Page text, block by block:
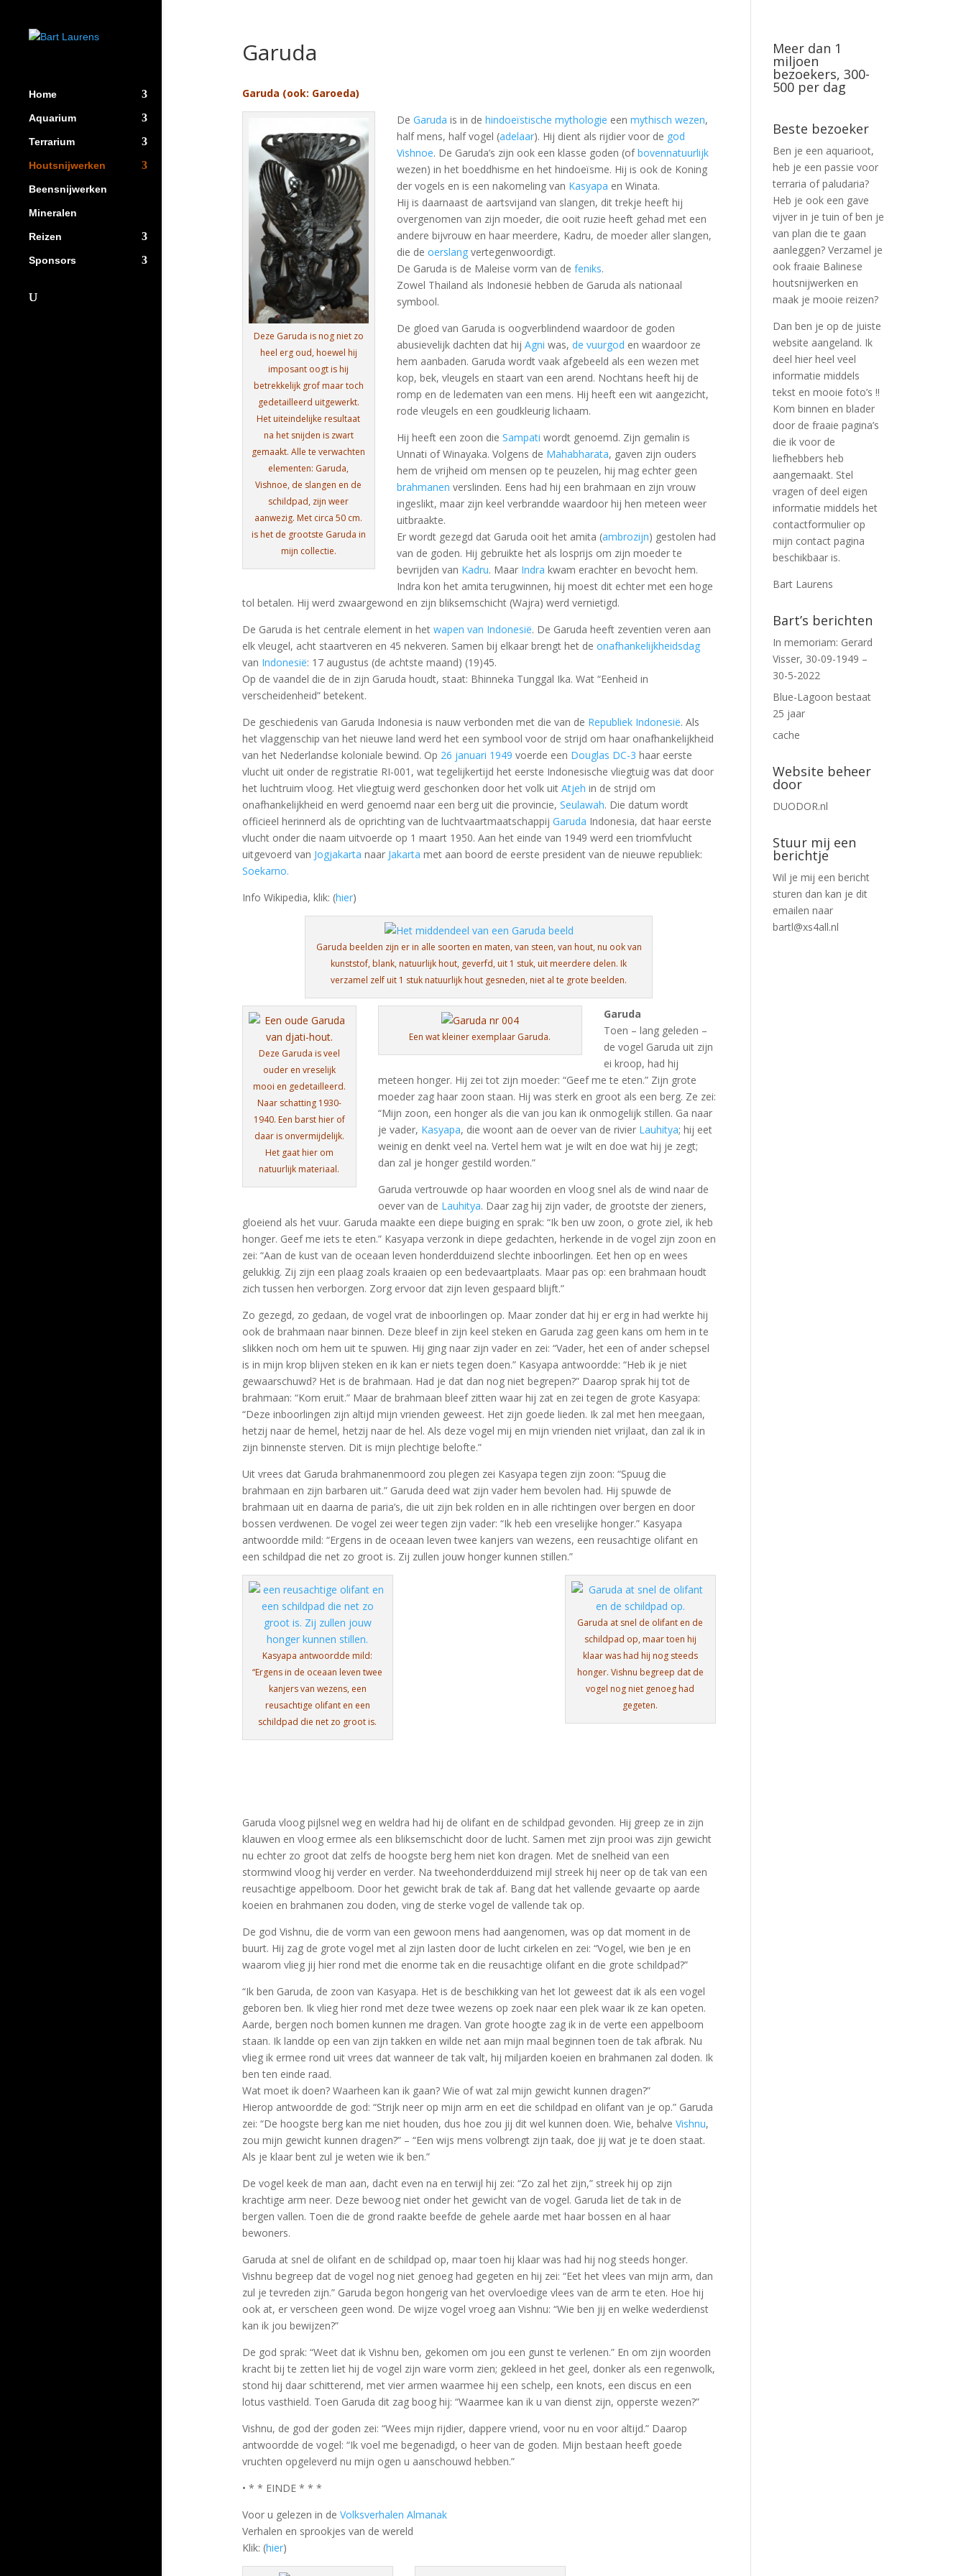
Home
Aquarium
Terrarium
Houtsnijwerken
Beensnijwerken
Mineralen
Reizen
Sponsors
Garuda
Garuda (ook: Garoeda)
Deze Garuda is nog niet zo
heel erg oud, hoewel hij
imposant oogt is hij
betrekkelijk grof maar toch
gedetailleerd uitgewerkt.
Het uiteindelijke resultaat
na het snijden is zwart
gemaakt. Alle te verwachten
elementen: Garuda,
Vishnoe, de slangen en de
schildpad, zijn weer
aanwezig. Met circa 50 cm.
is het de grootste Garuda in
mijn collectie.
De Garuda is in de hindoeïstische mythologie een mythisch wezen,
half mens, half vogel (adelaar). Hij dient als rijdier voor de god
Vishnoe. De Garuda’s zijn ook een klasse goden (ofbovennatuurlijk
wezen) in het boeddhisme en het hindoeïsme. Hij is ook de Koning
der vogels en is een nakomeling van Kasyapa en Winata.
Hij is daarnaast de aartsvijand van slangen, dit trekje heeft hij
overgenomen van zijn moeder, die ooit ruzie heeft gehad met een
andere bijvrouw en haar meerdere, Kadru, de moeder aller slangen,
die de oerslang vertegenwoordigt.
De Garuda is de Maleise vorm van de feniks.
Zowel Thailand als Indonesië hebben de Garuda als nationaal
symbool.
De gloed van Garuda is oogverblindend waardoor de goden
abusievelijk dachten dat hij Agni was, de vuurgod en waardoor ze
hem aanbaden. Garuda wordt vaak afgebeeld als een wezen met
kop, bek, vleugels en staart van een arend. Nochtans heeft hij de
romp en de ledematen van een mens. Hij heeft een wit aangezicht,
rode vleugels en een goudkleurig lichaam.
Hij heeft een zoon die Sampati wordt genoemd. Zijn gemalin is
Unnati of Winayaka. Volgens de Mahabharata, gaven zijn ouders
hem de vrijheid om mensen op te peuzelen, hij mag echter geen
brahmanen verslinden. Eens had hij een brahmaan en zijn vrouw
ingeslikt, maar zijn keel verbrandde waardoor hij hen meteen weer
uitbraakte.
Er wordt gezegd dat Garuda ooit het amita (ambrozijn) gestolen had
van de goden. Hij gebruikte het als losprijs om zijn moeder te
bevrijden van Kadru. Maar Indra kwam erachter en bevocht hem.
Indra kon het amita terugwinnen, hij moest dit echter met een hoge
tol betalen. Hij werd zwaargewond en zijn bliksemschicht (Wajra) werd vernietigd.
De Garuda is het centrale element in het wapen van Indonesië. De Garuda heeft zeventien veren aan
elk vleugel, acht staartveren en 45 nekveren. Samen bij elkaar brengt het de onafhankelijkheidsdag
van Indonesië: 17 augustus (de achtste maand) (19)45.
Op de vaandel die de in zijn Garuda houdt, staat: Bhinneka Tunggal Ika. Wat “Eenheid in
verscheidenheid” betekent.
De geschiedenis van Garuda Indonesia is nauw verbonden met die van de Republiek Indonesië. Als
het vlaggenschip van het nieuwe land werd het een symbool voor de strijd om haar onafhankelijkheid
van het Nederlandse koloniale bewind. Op 26 januari 1949 voerde een Douglas DC-3 haar eerste
vlucht uit onder de registratie RI-001, wat tegelijkertijd het eerste Indonesische vliegtuig was dat door
het luchtruim vloog. Het vliegtuig werd geschonken door het volk uit Atjeh in de strijd om
onafhankelijkheid en werd genoemd naar een berg uit die provincie, Seulawah. Die datum wordt
officieel herinnerd als de oprichting van de luchtvaartmaatschappij Garuda Indonesia, dat haar eerste
vlucht onder die naam uitvoerde op 1 maart 1950. Aan het einde van 1949 werd een triomfvlucht
uitgevoerd van Jogjakarta naar Jakarta met aan boord de eerste president van de nieuwe republiek:
Soekarno.
Info Wikipedia, klik: (hier)
Garuda beelden zijn er in alle soorten en maten, van steen, van hout, nu ook van
kunststof, blank, natuurlijk hout, geverfd, uit 1 stuk, uit meerdere delen. Ik
verzamel zelf uit 1 stuk natuurlijk hout gesneden, niet al te grote beelden.
Deze Garuda is veel
ouder en vreselijk
mooi en gedetailleerd.
Naar schatting 1930-
1940. Een barst hier of
daar is onvermijdelijk.
Het gaat hier om
natuurlijk materiaal.
Een wat kleiner exemplaar Garuda.
Garuda
Toen – lang geleden –
de vogel Garuda uit zijn
ei kroop, had hij
meteen honger. Hij zei tot zijn moeder: “Geef me te eten.” Zijn grote
moeder zag haar zoon staan. Hij was sterk en groot als een berg. Ze zei:
“Mijn zoon, een honger als die van jou kan ik onmogelijk stillen. Ga naar
je vader, Kasyapa, die woont aan de oever van de rivier Lauhitya; hij eet
weinig en denkt veel na. Vertel hem wat je wilt en doe wat hij je zegt;
dan zal je honger gestild worden.”
Garuda vertrouwde op haar woorden en vloog snel als de wind naar de
oever van de Lauhitya. Daar zag hij zijn vader, de grootste der zieners,
gloeiend als het vuur. Garuda maakte een diepe buiging en sprak: “Ik ben uw zoon, o grote ziel, ik heb
honger. Geef me iets te eten.” Kasyapa verzonk in diepe gedachten, herkende in de vogel zijn zoon en
zei: “Aan de kust van de oceaan leven honderdduizend slechte inboorlingen. Eet hen op en wees
gelukkig. Zij zijn een plaag zoals kraaien op een bedevaartplaats. Maar pas op: een brahmaan houdt
zich tussen hen verborgen. Zorg ervoor dat zijn leven gespaard blijft.”
Zo gezegd, zo gedaan, de vogel vrat de inboorlingen op. Maar zonder dat hij er erg in had werkte hij
ook de brahmaan naar binnen. Deze bleef in zijn keel steken en Garuda zag geen kans om hem in te
slikken noch om hem uit te spuwen. Hij ging naar zijn vader en zei: “Vader, het een of ander schepsel
is in mijn krop blijven steken en ik kan er niets tegen doen.” Kasyapa antwoordde: “Heb ik je niet
gewaarschuwd? Het is de brahmaan. Had je dat dan nog niet begrepen?” Daarop sprak hij tot de
brahmaan: “Kom eruit.” Maar de brahmaan bleef zitten waar hij zat en zei tegen de grote Kasyapa:
“Deze inboorlingen zijn altijd mijn vrienden geweest. Het zijn goede lieden. Ik zal met hen meegaan,
hetzij naar de hemel, hetzij naar de hel. Als deze vogel mij en mijn vrienden niet vrijlaat, dan zal ik in
zijn binnenste sterven. Dit is mijn plechtige belofte.”
Uit vrees dat Garuda brahmanenmoord zou plegen zei Kasyapa tegen zijn zoon: “Spuug die
brahmaan en zijn barbaren uit.” Garuda deed wat zijn vader hem bevolen had. Hij spuwde de
brahmaan uit en daarna de paria’s, die uit zijn bek rolden en in alle richtingen over bergen en door
bossen verdwenen. De vogel zei weer tegen zijn vader: “Ik heb een vreselijke honger.” Kasyapa
antwoordde mild: “Ergens in de oceaan leven twee kanjers van wezens, een reusachtige olifant en
een schildpad die net zo groot is. Zij zullen jouw honger kunnen stillen.”
Kasyapa antwoordde mild:
“Ergens in de oceaan leven twee
kanjers van wezens, een
reusachtige olifant en een
schildpad die net zo groot is.
Garuda at snel de olifant en de
schildpad op, maar toen hij
klaar was had hij nog steeds
honger. Vishnu begreep dat de
vogel nog niet genoeg had
gegeten.
Garuda vloog pijlsnel weg en weldra had hij de olifant en de schildpad gevonden. Hij greep ze in zijn
klauwen en vloog ermee als een bliksemschicht door de lucht. Samen met zijn prooi was zijn gewicht
nu echter zo groot dat zelfs de hoogste berg hem niet kon dragen. Met de snelheid van een
stormwind vloog hij verder en verder. Na tweehonderdduizend mijl streek hij neer op de tak van een
reusachtige appelboom. Door het gewicht brak de tak af. Bang dat het vallende gevaarte op aarde
koeien en brahmanen zou doden, ving de sterke vogel de vallende tak op.
De god Vishnu, die de vorm van een gewoon mens had aangenomen, was op dat moment in de
buurt. Hij zag de grote vogel met al zijn lasten door de lucht cirkelen en zei: “Vogel, wie ben je en
waarom vlieg jij hier rond met die enorme tak en die reusachtige olifant en die grote schildpad?”
“Ik ben Garuda, de zoon van Kasyapa. Het is de beschikking van het lot geweest dat ik als een vogel
geboren ben. Ik vlieg hier rond met deze twee wezens op zoek naar een plek waar ik ze kan opeten.
Aarde, bergen noch bomen kunnen me dragen. Van grote hoogte zag ik in de verte een appelboom
staan. Ik landde op een van zijn takken en wilde net aan mijn maal beginnen toen de tak afbrak. Nu
vlieg ik ermee rond uit vrees dat wanneer de tak valt, hij miljarden koeien en brahmanen zal doden. Ik
ben ten einde raad.
Wat moet ik doen? Waarheen kan ik gaan? Wie of wat zal mijn gewicht kunnen dragen?”
Hierop antwoordde de god: “Strijk neer op mijn arm en eet die schildpad en olifant van je op.” Garuda
zei: “De hoogste berg kan me niet houden, dus hoe zou jij dit wel kunnen doen. Wie, behalve Vishnu,
zou mijn gewicht kunnen dragen?” – “Een wijs mens volbrengt zijn taak, doe jij wat je te doen staat.
Als je klaar bent zul je weten wie ik ben.”
De vogel keek de man aan, dacht even na en terwijl hij zei: “Zo zal het zijn,” streek hij op zijn
krachtige arm neer. Deze bewoog niet onder het gewicht van de vogel. Garuda liet de tak in de
bergen vallen. Toen die de grond raakte beefde de gehele aarde met haar bossen en al haar
bewoners.
Garuda at snel de olifant en de schildpad op, maar toen hij klaar was had hij nog steeds honger.
Vishnu begreep dat de vogel nog niet genoeg had gegeten en hij zei: “Eet het vlees van mijn arm, dan
zul je tevreden zijn.” Garuda begon hongerig van het overvloedige vlees van de arm te eten. Hoe hij
ook at, er verscheen geen wond. De wijze vogel vroeg aan Vishnu: “Wie ben jij en welke wederdienst
kan ik jou bewijzen?”
De god sprak: “Weet dat ik Vishnu ben, gekomen om jou een gunst te verlenen.” En om zijn woorden
kracht bij te zetten liet hij de vogel zijn ware vorm zien; gekleed in het geel, donker als een regenwolk,
stond hij daar schitterend, met vier armen waarmee hij een schelp, een knots, een discus en een
lotus vasthield. Toen Garuda dit zag boog hij: “Waarmee kan ik u van dienst zijn, opperste wezen?”
Vishnu, de god der goden zei: “Wees mijn rijdier, dappere vriend, voor nu en voor altijd.” Daarop
antwoordde de vogel: “Ik voel me begenadigd, o heer van de goden. Mijn bestaan heeft goede
vruchten opgeleverd nu mijn ogen u aanschouwd hebben.”
• * * EINDE * * *
Voor u gelezen in de Volksverhalen Almanak
Verhalen en sprookjes van de wereld
Klik: (hier)
Meer dan 1
miljoen
bezoekers, 300-
500 per dag
Beste bezoeker
Ben je een aquarioot,
heb je een passie voor
terraria of paludaria?
Heb je ook een gave
vijver in je tuin of ben je
van plan die te gaan
aanleggen? Verzamel je
ook fraaie Balinese
houtsnijwerken en
maak je mooie reizen?
Dan ben je op de juiste
website aangeland. Ik
deel hier heel veel
informatie middels
tekst en mooie foto’s !!
Kom binnen en blader
door de fraaie pagina’s
die ik voor de
liefhebbers heb
aangemaakt. Stel
vragen of deel eigen
informatie middels het
contactformulier op
mijn contact pagina
beschikbaar is.
Bart Laurens
Bart’s berichten
In memoriam: Gerard
Visser, 30-09-1949 –
30-5-2022
Blue-Lagoon bestaat
25 jaar
cache
Website beheer
door
DUODOR.nl
Stuur mij een
berichtje
Wil je mij een bericht
sturen dan kan je dit
emailen naar
bartl@xs4all.nl